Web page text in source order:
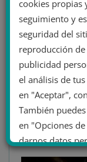
espontánea de
trabajadores.
difícil situación
medidas
presidido por
ausencia de
funcionado.
cookies propias
seguimiento y
seguridad del
reproducción
publicidad
el análisis de
en "Aceptar",
También
en "Opciones
darnos datos
último, puedes